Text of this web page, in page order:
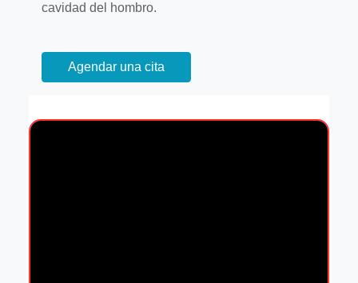
cavidad del hombro.
Agendar una cita